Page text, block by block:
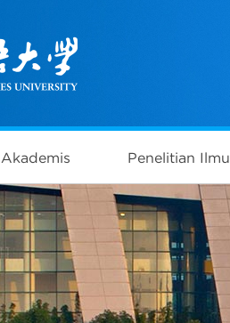
Akademis Penelitian Ilmu